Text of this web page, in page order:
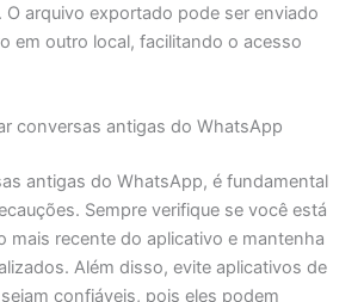
O arquivo exportado pode ser enviado
em outro local, facilitando o acesso
conversas antigas do WhatsApp
antigas do WhatsApp, é fundamental
Sempre verifique se você está
mais recente do aplicativo e mantenha
Além disso, evite aplicativos de
confiáveis, pois eles podem